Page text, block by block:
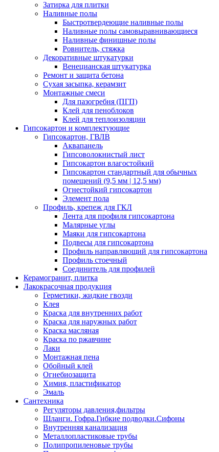
Затирка для плитки
Наливные полы
Быстротвердеющие наливные полы
Наливные полы самовыравнивающиеся
Наливные финишные полы
Ровнитель, стяжка
Декоративные штукатурки
Венецианская штукатурка
Ремонт и защита бетона
Сухая засыпка, керамзит
Монтажные смеси
Для пазогребня (ПГП)
Клей для пеноблоков
Клей для теплоизоляции
Гипсокартон и комплектующие
Гипсокартон, ГВЛВ
Аквапанель
Гипсоволокнистый лист
Гипсокартон влагостойкий
Гипсокартон стандартный для обычных
помещений (9,5 мм | 12,5 мм)
Огнестойкий гипсокартон
Элемент пола
Профиль, крепеж для ГКЛ
Лента для профиля гипсокартона
Малярные углы
Маяки для гипсокартона
Подвесы для гипсокартона
Профиль направляющий для гипсокартона
Профиль стоечный
Соединитель для профилей
Керамогранит, плитка
Лакокрасочная продукция
Герметики, жидкие гвозди
Клея
Краска для внутренних работ
Краска для наружных работ
Краска масляная
Краска по ржавчине
Лаки
Монтажная пена
Обойный клей
Огнебиозащита
Химия, пластификатор
Эмаль
Сантехника
Регуляторы давления,фильтры
Шланги. Гофра.Гибкие подводки.Сифоны
Внутренняя канализация
Металлопластиковые трубы
Полипропиленовые трубы